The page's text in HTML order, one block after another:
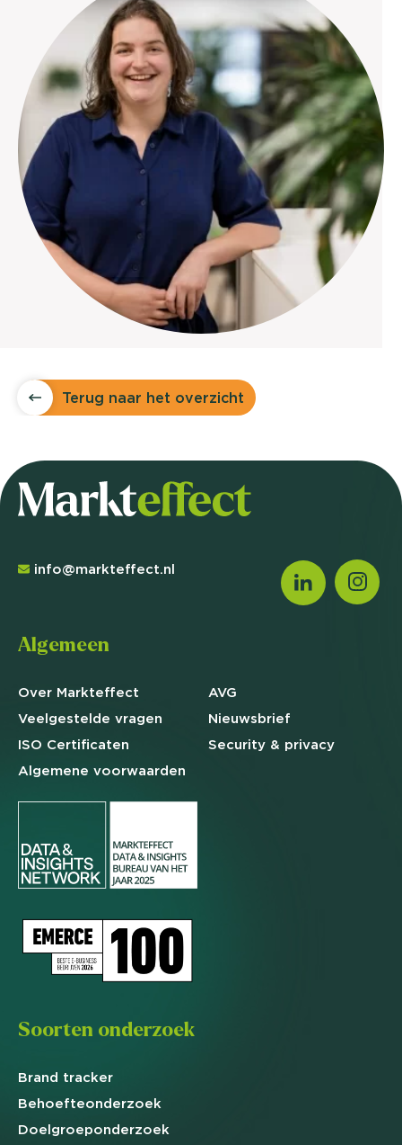
Terug naar het overzicht
info@markteffect.nl
Algemeen
Over Markteffect
Veelgestelde vragen
ISO Certificaten
Algemene voorwaarden
AVG
Nieuwsbrief
Security & privacy
Soorten onderzoek
Brand tracker
Behoefteonderzoek
Doelgroeponderzoek